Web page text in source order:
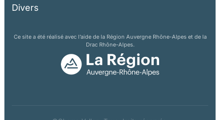
Divers
Ce site a été réalisé avec l’aide de la Région Auvergne Rhône-Alpes et de la
Drac Rhône-Alpes.